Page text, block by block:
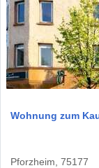
Wohnung zum
Pforzheim, 75177